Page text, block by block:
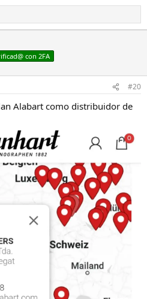
con 2FA
#20
Alabart como distribuidor de